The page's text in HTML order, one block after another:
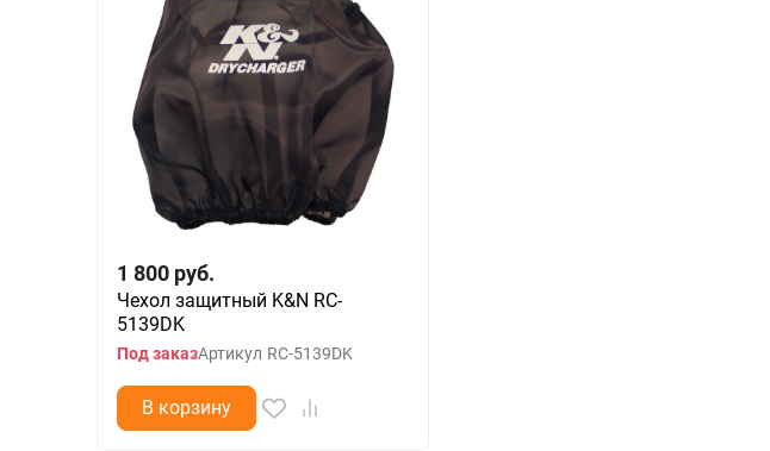
1 800 руб.
Чехол защитный K&N RC-
5139DK
Под заказАртикул RC-5139DK
В корзину